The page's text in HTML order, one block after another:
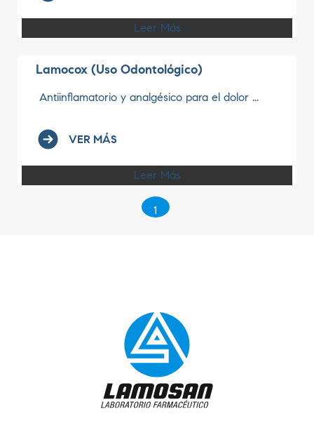
Leer Más
Lamocox (Uso Odontológico)
Antiinflamatorio y analgésico para el dolor ...
VER MÁS
Leer Más
1